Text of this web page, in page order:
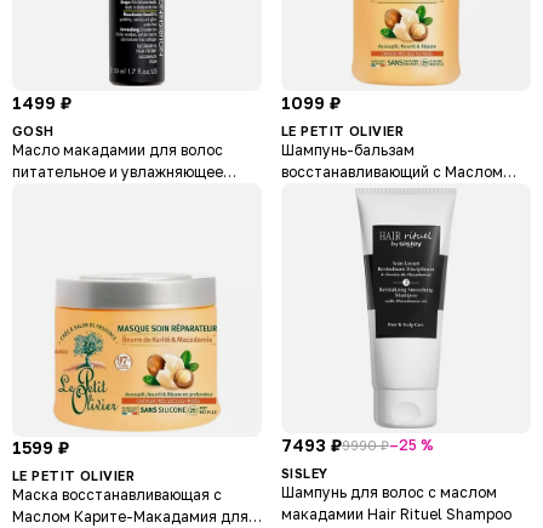
1499 ₽
GOSH
Масло макадамии для волос
питательное и увлажняющее
1099 ₽
LE PETIT OLIVIER
Шампунь-бальзам
восстанавливающий с Маслом
Карите-Макадамия для очень
сухих/поврежденных волос Shea
Butter & Macadamia Balm
1599 ₽
LE PETIT OLIVIER
Маска восстанавливающая с
Маслом Карите-Макадамия для
7493 ₽9990 ₽–25 %
SISLEY
Шампунь для волос с маслом
макадамии Hair Rituel Shampoo